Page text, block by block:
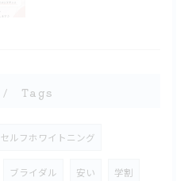
Tags
セルフホワイトニング
ブライダル 安い 学割